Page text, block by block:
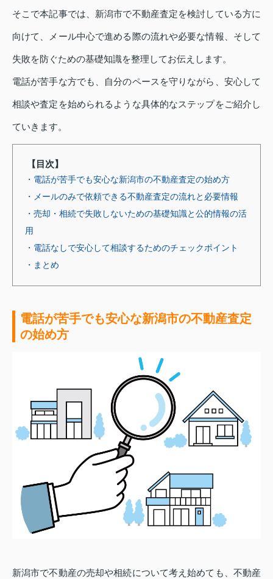
そこで本記事では、新潟市で不動産査定を検討している方に
向けて、メール中心で進める際の流れや必要な情報、そして
失敗を防ぐための基礎知識を整理してお伝えします。
電話が苦手な方でも、自分のペースを守りながら、安心して
相談や査定を始められるような具体的なステップをご紹介し
ていきます。
【目次】
・電話が苦手でも安心な新潟市の不動産査定の始め方
・メールのみで依頼できる不動産査定の流れと必要情報
・売却・相続で失敗しないための基礎知識と公的情報の活
用
・電話なしで安心して相談するためのチェックポイント
・まとめ
電話が苦手でも安心な新潟市の不動産査定
の始め方
新潟市で不動産の売却や相続について考え始めても、不動産